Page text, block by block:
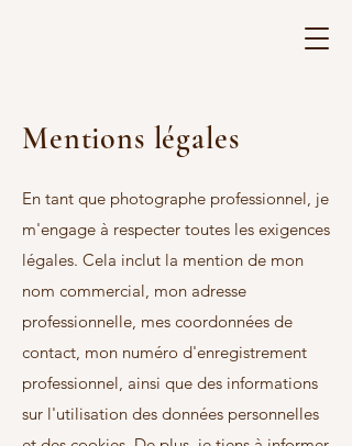
Mentions légales
En tant que photographe professionnel, je
m'engage à respecter toutes les exigences
légales. Cela inclut la mention de mon
nom commercial, mon adresse
professionnelle, mes coordonnées de
contact, mon numéro d'enregistrement
professionnel, ainsi que des informations
sur l'utilisation des données personnelles